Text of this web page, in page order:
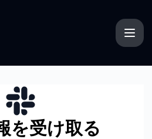
を受け取る